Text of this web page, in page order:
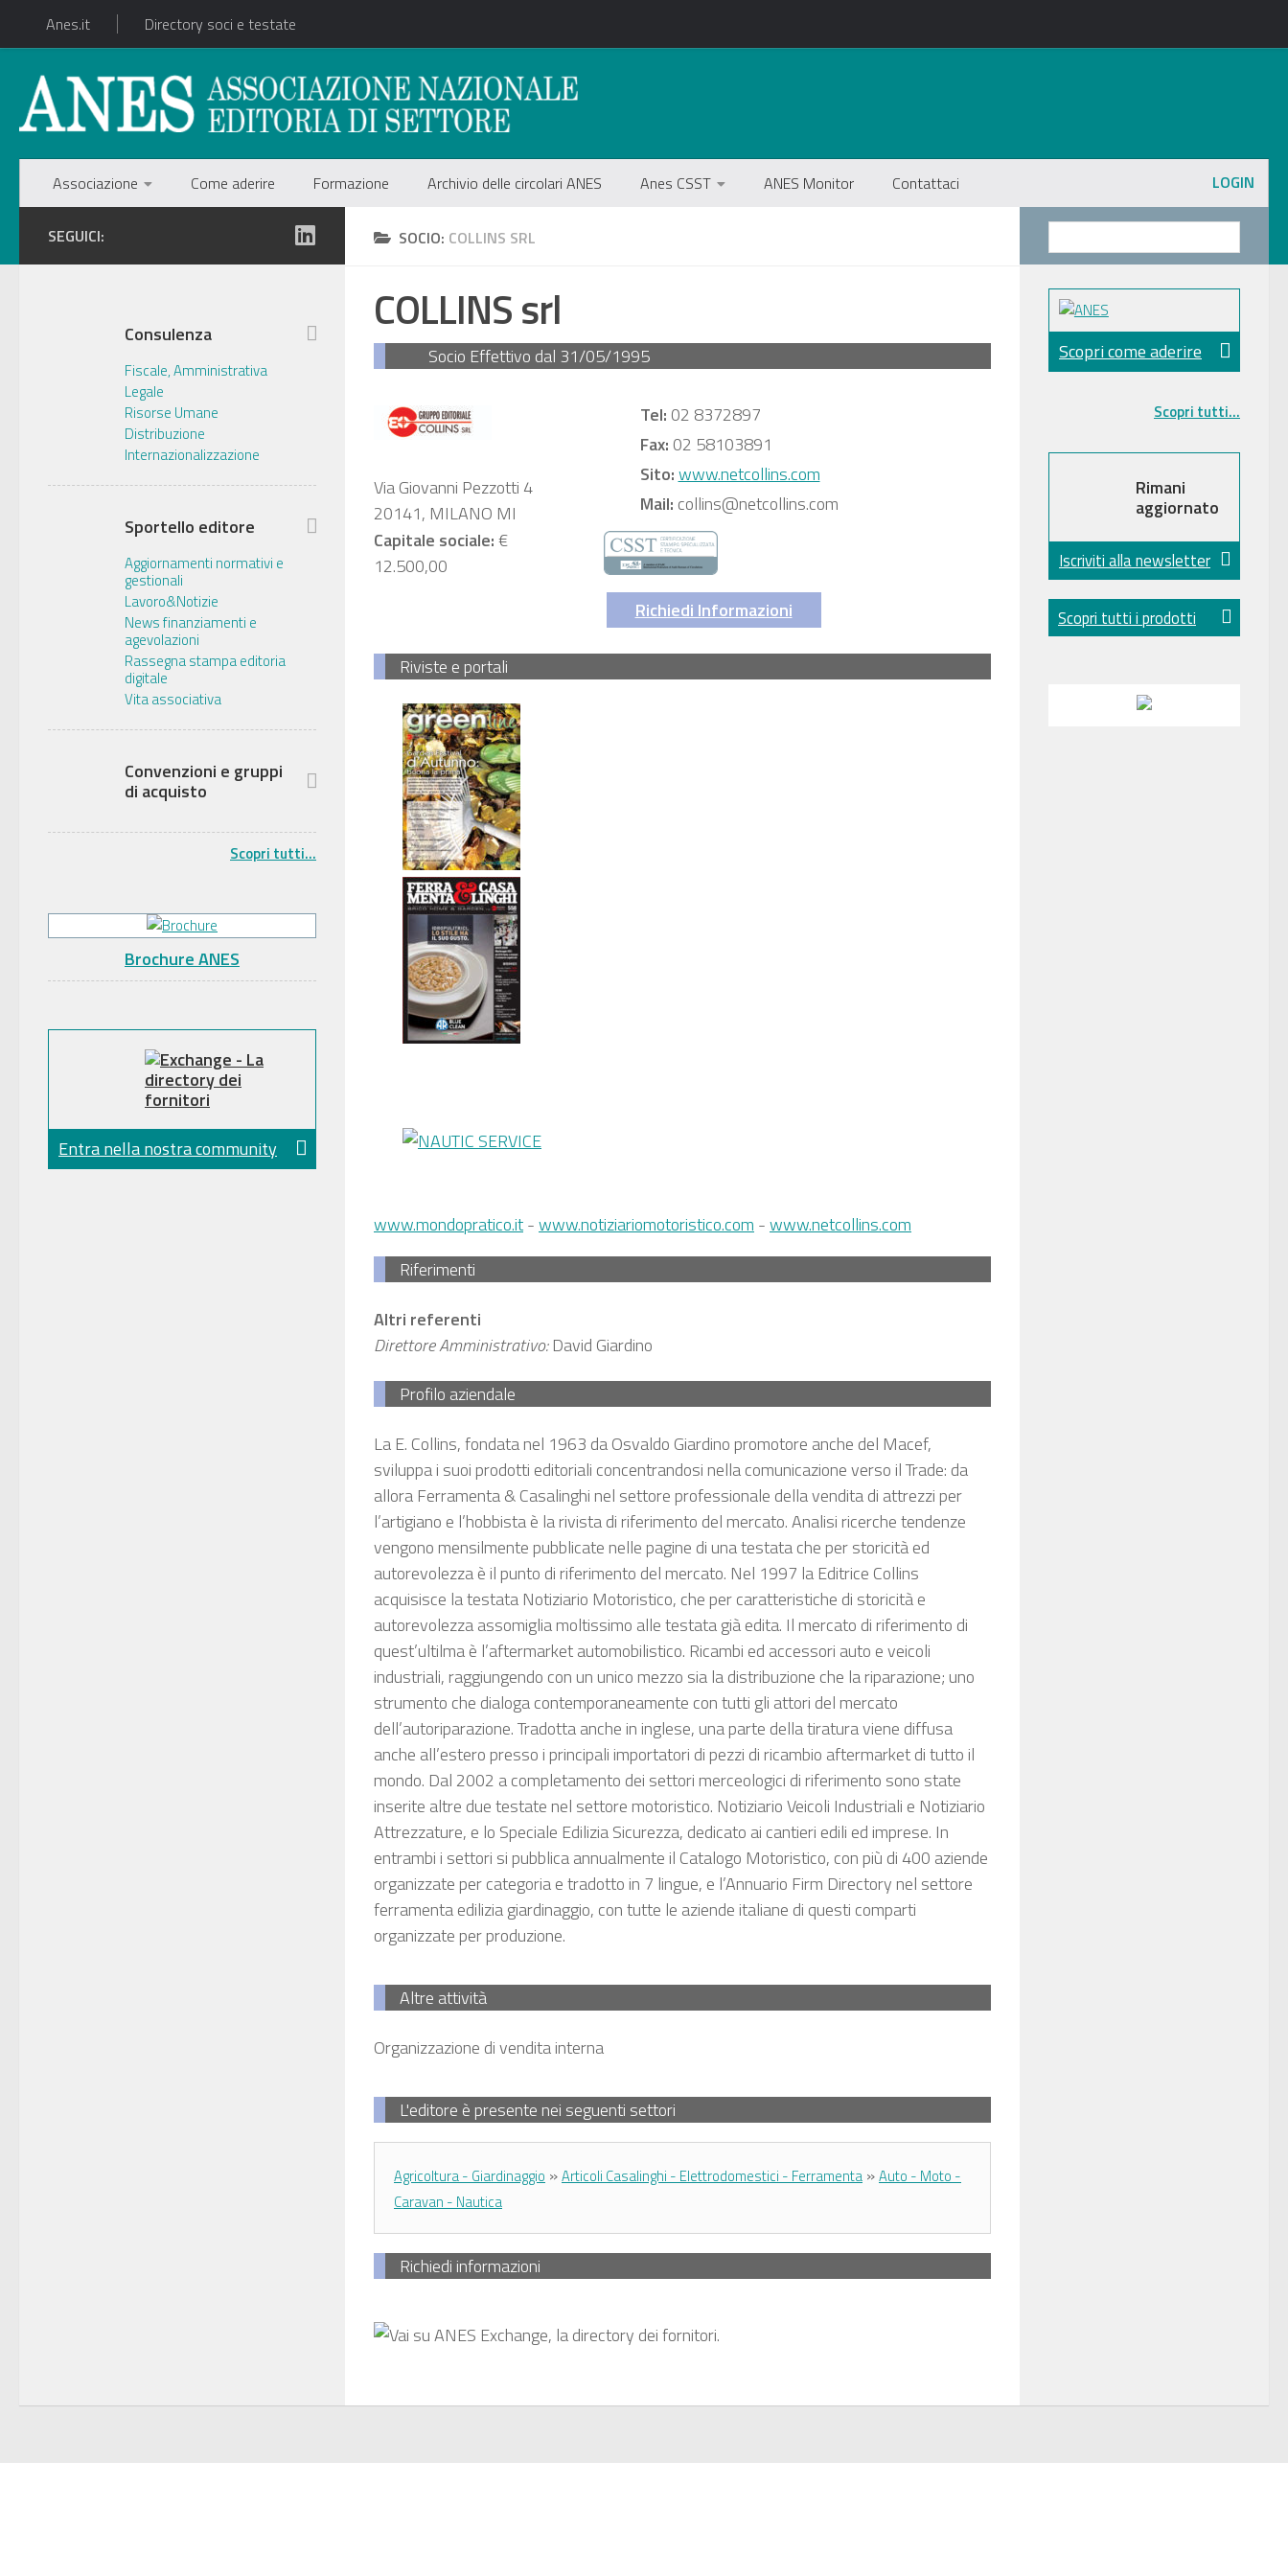
Anes.it Directory soci e testate
LOGIN
Associazione Come aderire Formazione Archivio delle circolari ANES Anes CSST ANES Monitor Contattaci
SOCIO: COLLINS SRL
COLLINS srl
Socio Effettivo dal 31/05/1995
Via Giovanni Pezzotti 4
20141, MILANO MI
Capitale sociale:€
12.500,00
Tel: 02 8372897
Fax: 02 58103891
Sito:www.netcollins.com
Mail: collins@netcollins.com
Richiedi Informazioni
Riviste e portali
www.mondopratico.it-www.notiziariomotoristico.com -www.netcollins.com
Riferimenti
Altri referenti
Direttore Amministrativo: David Giardino
Profilo aziendale
La E. Collins, fondata nel 1963 da Osvaldo Giardino promotore anche del Macef,
sviluppa i suoi prodotti editoriali concentrandosi nella comunicazione verso il Trade: da
allora Ferramenta & Casalinghi nel settore professionale della vendita di attrezzi per
l’artigiano e l’hobbista è la rivista di riferimento del mercato. Analisi ricerche tendenze
vengono mensilmente pubblicate nelle pagine di una testata che per storicità ed
autorevolezza è il punto di riferimento del mercato. Nel 1997 la Editrice Collins
acquisisce la testata Notiziario Motoristico, che per caratteristiche di storicità e
autorevolezza assomiglia moltissimo alle testata già edita. Il mercato di riferimento di
quest’ultilma è l’aftermarket automobilistico. Ricambi ed accessori auto e veicoli
industriali, raggiungendo con un unico mezzo sia la distribuzione che la riparazione; uno
strumento che dialoga contemporaneamente con tutti gli attori del mercato
dell’autoriparazione. Tradotta anche in inglese, una parte della tiratura viene diffusa
anche all’estero presso i principali importatori di pezzi di ricambio aftermarket di tutto il
mondo. Dal 2002 a completamento dei settori merceologici di riferimento sono state
inserite altre due testate nel settore motoristico. Notiziario Veicoli Industriali e Notiziario
Attrezzature, e lo Speciale Edilizia Sicurezza, dedicato ai cantieri edili ed imprese. In
entrambi i settori si pubblica annualmente il Catalogo Motoristico, con più di 400 aziende
organizzate per categoria e tradotto in 7 lingue, e l’Annuario Firm Directory nel settore
ferramenta edilizia giardinaggio, con tutte le aziende italiane di questi comparti
organizzate per produzione.
Altre attività
Organizzazione di vendita interna
L'editore è presente nei seguenti settori
Agricoltura - Giardinaggio »Articoli Casalinghi - Elettrodomestici - Ferramenta »Auto - Moto -
Caravan - Nautica
Richiedi informazioni
SEGUICI:
Consulenza
Fiscale, Amministrativa
Legale
Risorse Umane
Distribuzione
Internazionalizzazione
Sportello editore
Aggiornamenti normativi e
gestionali
Lavoro&Notizie
News finanziamenti e
agevolazioni
Rassegna stampa editoria
digitale
Vita associativa
Convenzioni e gruppi
di acquisto
Scopri tutti...
Brochure ANES
Entra nella nostra community
Scopri come aderire
Scopri tutti...
Rimani
aggiornato
Iscriviti alla newsletter
Scopri tutti i prodotti